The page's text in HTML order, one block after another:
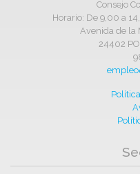
Consejo
Horario: De 9,00 a
Avenida de la
24402